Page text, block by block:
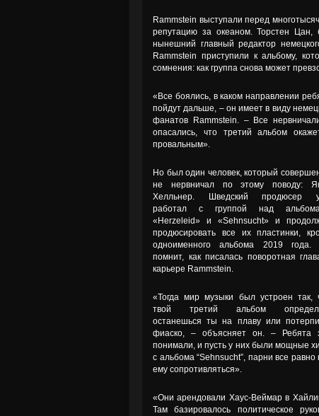
Rammstein выступали перед
репутацию за океаном. Торстен Цан,
нынешний главный редактор
Rammstein приступили к альбому,
сомнения: как группа снова может
«Все боялись, в каком направлении
пойдут дальше, – он имеет в виду
фанатов Rammstein. – Все
опасались, что третий альбом
провальным».
Но был один человек, который
не нервничал по этому поводу:
Хелльнер. Шведский продюсер
работал с группой над
«Herzeleid» и «Sehnsucht» и
продюсировать все их пластинки,
одноименного альбома 2019 года.
помнит, как писалась поворотная
карьере Rammstein.
«Тогда мир музыки был устроен так,
твой третий альбом
останешься ты на плаву или
фиаско, – объясняет он. – Ребята
понимали, и пусть у них были мощные
с альбома “Sehnsucht”, парни все
ему сопротивляться».
«Они арендовали Хаус-Веймар в
Там базировалось политическое